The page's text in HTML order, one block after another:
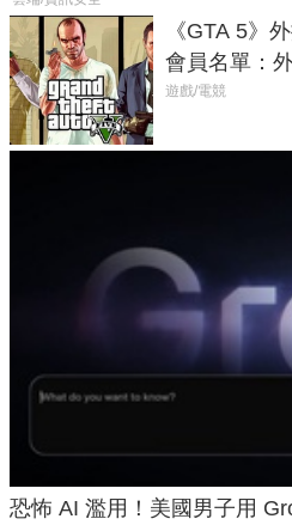
《GTA 5》
會員名單：
在開掛！」
遊戲/電競
恐怖 AI 濫用！美國男子用